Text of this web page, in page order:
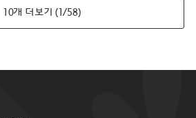
10개 더보기 (1/58)